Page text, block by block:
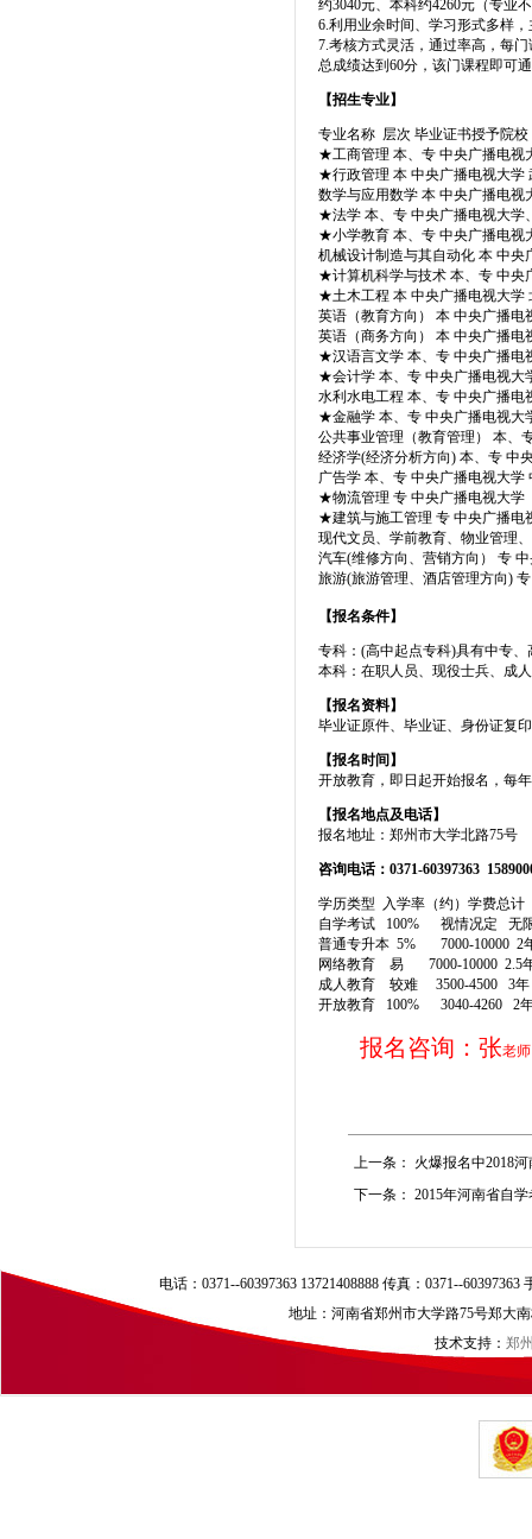
约3040元、本科约4260元（专业
6.利用业余时间、学习形式多样
7.考核方式灵活，通过率高，每
总成绩达到60分，该门课程即可
【招生专业】
专业名称 层次 毕业证书授予院校
★工商管理 本、专 中央广播电视
★行政管理 本 中央广播电视大学
数学与应用数学 本 中央广播电视
★法学 本、专 中央广播电视大学
★小学教育 本、专 中央广播电
机械设计制造与其自动化 本 中央
★计算机科学与技术 本、专 中央
★土木工程 本 中央广播电视大学
英语（教育方向） 本 中央广播电
英语（商务方向） 本 中央广播电
★汉语言文学 本、专 中央广播电
★会计学 本、专 中央广播电视大
水利水电工程 本、专 中央广播
★金融学 本、专 中央广播电视大
公共事业管理（教育管理） 本、
经济学(经济分析方向) 本、专 中
广告学 本、专 中央广播电视大学
★物流管理 专 中央广播电视大学
★建筑与施工管理 专 中央广播电
现代文员、学前教育、物业管理
汽车(维修方向、营销方向） 专
旅游(旅游管理、酒店管理方向)
【报名条件】
专科：(高中起点专科)具有中专
本科：在职人员、现役士兵、成
【报名资料】
毕业证原件、毕业证、身份证复
【报名时间】
开放教育，即日起开始报名，每
【报名地点及电话】
报名地址：郑州市大学北路75号
咨询电话： 0371-60397363
学历类型 入学率（约）学费总
自学考试 100% 视情况定
普通专升本 5% 7000-10000
网络教育 易 7000-10000 2.5
成人教育 较难 3500-4500 3
开放教育 100% 3040-4260
报名咨询：张老师
上一条： 火爆报名中2018
下一条： 2015年河南省自
电话：0371--60397363 13721408888 传真：0371--
地址：河南省郑州市大学路75号郑大
技术支持： 郑